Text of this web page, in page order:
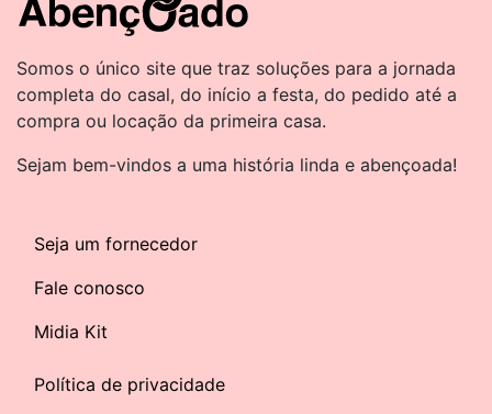
Somos o único site que traz soluções para a jornada
completa do casal, do início a festa, do pedido até a
compra ou locação da primeira casa.
Sejam bem-vindos a uma história linda e abençoada!
Seja um fornecedor
Fale conosco
Midia Kit
Política de privacidade